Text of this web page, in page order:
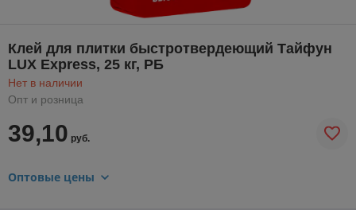
Клей для плитки быстротвердеющий Тайфун
LUX Express, 25 кг, РБ
Нет в наличии
Опт и розница
39,10 руб.
Оптовые цены